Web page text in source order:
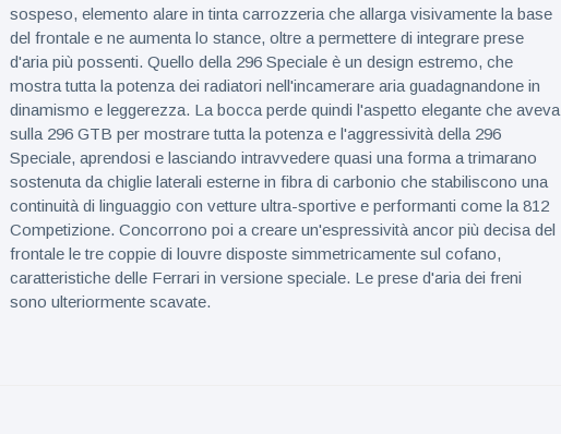
sospeso, elemento alare in tinta carrozzeria che allarga visivamente la base
del frontale e ne aumenta lo stance, oltre a permettere di integrare prese
d'aria più possenti. Quello della 296 Speciale è un design estremo, che
mostra tutta la potenza dei radiatori nell'incamerare aria guadagnandone in
dinamismo e leggerezza. La bocca perde quindi l'aspetto elegante che aveva
sulla 296 GTB per mostrare tutta la potenza e l'aggressività della 296
Speciale, aprendosi e lasciando intravvedere quasi una forma a trimarano
sostenuta da chiglie laterali esterne in fibra di carbonio che stabiliscono una
continuità di linguaggio con vetture ultra-sportive e performanti come la 812
Competizione. Concorrono poi a creare un'espressività ancor più decisa del
frontale le tre coppie di louvre disposte simmetricamente sul cofano,
caratteristiche delle Ferrari in versione speciale. Le prese d'aria dei freni
sono ulteriormente scavate.